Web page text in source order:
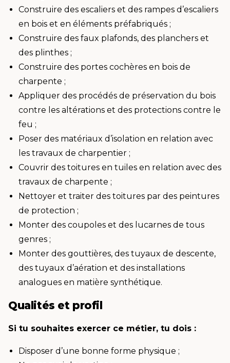
Construire des escaliers et des rampes d’escaliers
en bois et en éléments préfabriqués ;
Construire des faux plafonds, des planchers et
des plinthes ;
Construire des portes cochères en bois de
charpente ;
Appliquer des procédés de préservation du bois
contre les altérations et des protections contre le
feu ;
Poser des matériaux d’isolation en relation avec
les travaux de charpentier ;
Couvrir des toitures en tuiles en relation avec des
travaux de charpente ;
Nettoyer et traiter des toitures par des peintures
de protection ;
Monter des coupoles et des lucarnes de tous
genres ;
Monter des gouttières, des tuyaux de descente,
des tuyaux d’aération et des installations
analogues en matière synthétique.
Qualités et profil
Si tu souhaites exercer ce métier, tu dois :
Disposer d’une bonne forme physique ;